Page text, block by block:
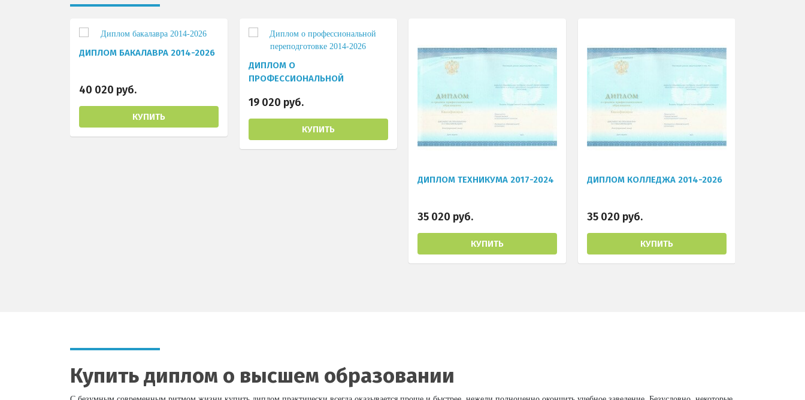
ДИПЛОМ БАКАЛАВРА 2014-2026
40 020 руб.
КУПИТЬ
ДИПЛОМ О
ПРОФЕССИОНАЛЬНОЙ
19 020 руб.
КУПИТЬ
ДИПЛОМ ТЕХНИКУМА 2017-2024
35 020 руб.
КУПИТЬ
ДИПЛОМ КОЛЛЕДЖА 2014-2026
35 020 руб.
КУПИТЬ
Купить диплом о высшем образовании